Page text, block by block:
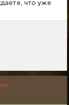
что уже